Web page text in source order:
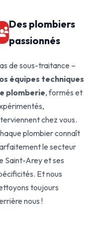
Des plombiers
passionnés
de sous-traitance –
équipes techniques
plomberie, formés et
chez vous.
plombier connaît
le secteur
Saint-Arey et ses
Et nous
toujours
nous !